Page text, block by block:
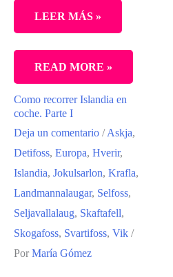
LEER MÁS »
DOS
URBANITAS
EN
READ MORE »
Como recorrer Islandia en
coche. Parte I
Deja un comentario /Askja,
Detifoss, Europa, Hverir,
Islandia, Jokulsarlon, Krafla,
Landmannalaugar, Selfoss,
Seljavallalaug, Skaftafell,
Skogafoss, Svartifoss, Vik /
Por María Gómez